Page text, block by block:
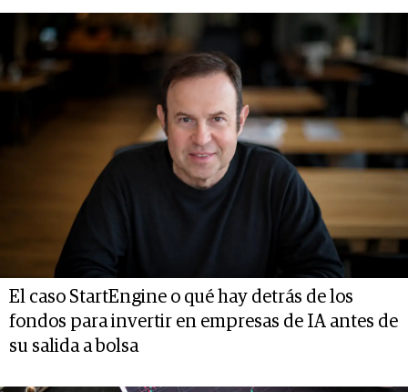
El caso StartEngine o qué hay detrás de los
fondos para invertir en empresas de IA antes de
su salida a bolsa